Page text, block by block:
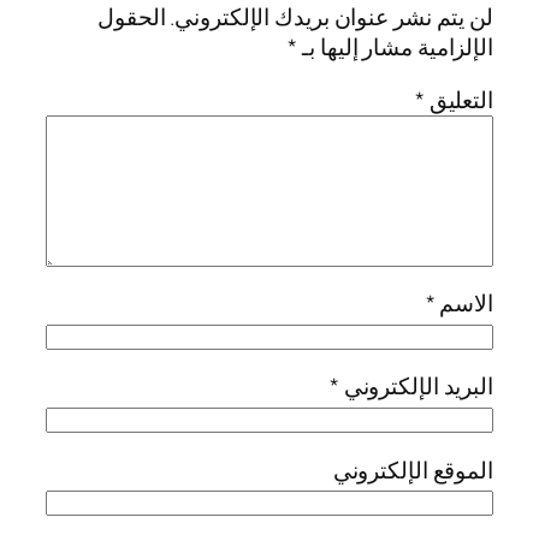
لن يتم نشر عنوان بريدك الإلكتروني.الحقول
الإلزامية مشار إليها بـ*
التعليق *
الاسم*
البريد الإلكتروني *
الموقع الإلكتروني